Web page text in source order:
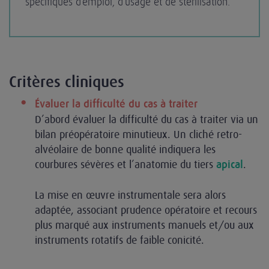
Critères cliniques
Évaluer la difficulté du cas à traiter
D’abord évaluer la difficulté du cas à traiter via un
bilan préopératoire minutieux. Un cliché retro-
alvéolaire de bonne qualité indiquera les
courbures sévères et l’anatomie du tiers apical .
La mise en œuvre instrumentale sera alors
adaptée, associant prudence opératoire et recours
plus marqué aux instruments manuels et/ou aux
instruments rotatifs de faible conicité.